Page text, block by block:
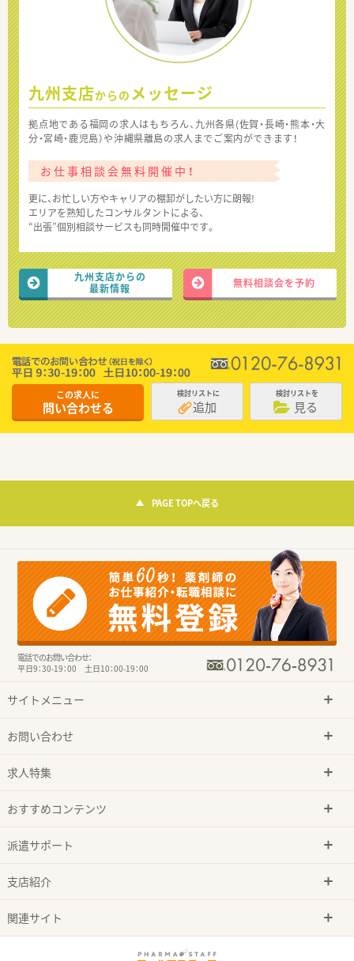
九州支店からの メッセージ
拠点地である福岡の求人はもちろん、九州各県(佐賀・長崎・熊本・大
分・宮崎・鹿児島）や沖縄県離島の求人までご案内ができます！
お仕事相談会無料開催中！
更に、お忙しい方やキャリアの棚卸がしたい方に朗報!
エリアを熟知したコンサルタントによる、
“出張”個別相談サービスも同時開催中です。
九州支店からの
最新情報
無料相談会を予約
この求人に
問い合わせる
検討リストに
追加
検討リストを
見る
PAGE TOPへ戻る
電話でのお問い合わせ：
平日9：30-19：00 土日10：00-19：00
サイトメニュー
お問い合わせ
求人特集
おすすめコンテンツ
派遣サポート
支店紹介
関連サイト